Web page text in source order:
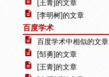
[王青]的文章
[李明树]的文章
百度学术
百度学术中相似的文章
[邹勇]的文章
[王青]的文章